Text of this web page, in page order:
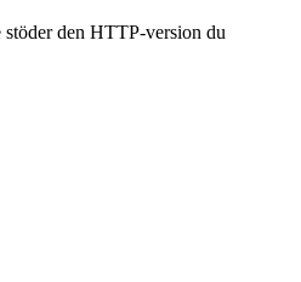
stöder den HTTP-version du